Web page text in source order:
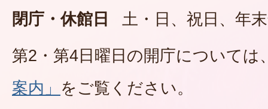
閉庁・休館日
土・日、祝日、年
第2・第4日曜日の開庁については
案内」 をご覧ください。